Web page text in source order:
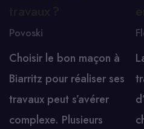
Povoski
Choisir le bon maçon à
Biarritz pour réaliser ses
travaux peut s’avérer
complexe. Plusieurs